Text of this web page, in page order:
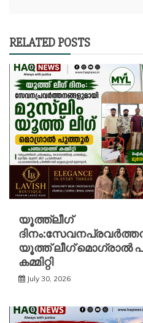
RELATED POSTS
യൂത്ത്ലീഗ്
യൂത്ത് ലീഗ് മൊഗ്രാൽ
കമ്മിറ്റി
July 30, 2026